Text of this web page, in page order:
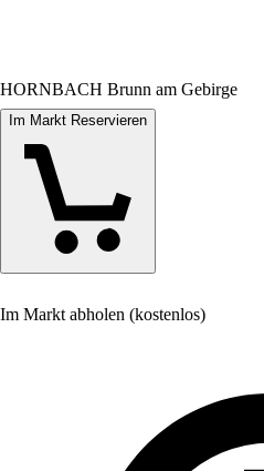
HORNBACH Brunn am Gebirge
Im Markt Reservieren
Im Markt abholen (kostenlos)